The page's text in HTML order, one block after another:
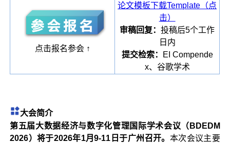
点击报名参会 ↑
论文模板下载Template（点
击）
审稿回复：投稿后5个工作
日内
提交检索：
EI Compende
x、谷歌学术
大会简介
第五届大数据经济与数字化管理国际学术会议（BDEDM
2026）将于2026年1月9-11日于广州召开。 本次会议主要